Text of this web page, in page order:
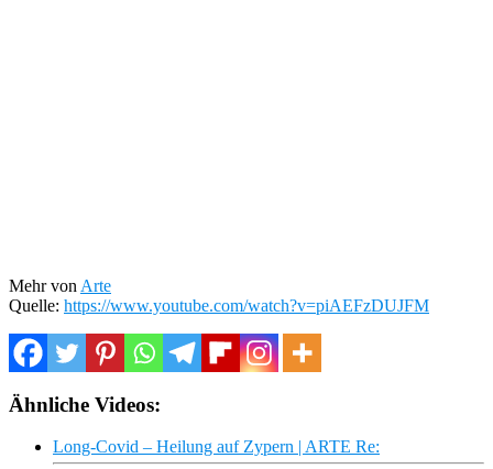
Mehr von Arte
Quelle: https://www.youtube.com/watch?v=piAEFzDUJFM
Ähnliche Videos:
Long-Covid – Heilung auf Zypern | ARTE Re: